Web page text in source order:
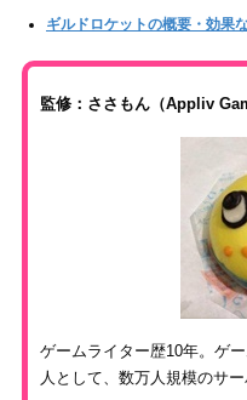
ギルドロケットの概要・効果
監修：ささもん（Appliv
ゲームライター歴10年。ゲ
人として、数万人規模のサー